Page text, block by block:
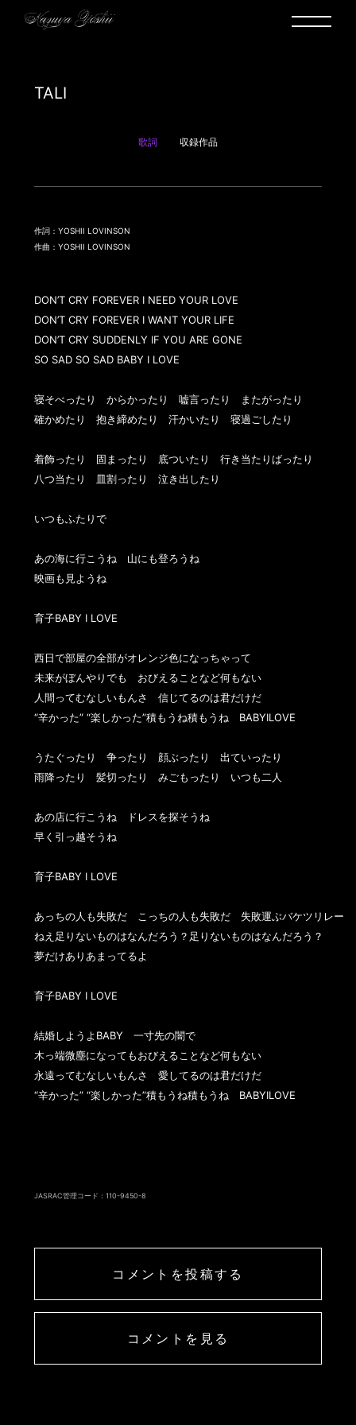
TALI
歌詞 収録作品
作詞：YOSHII LOVINSON
作曲：YOSHII LOVINSON
DON’T CRY FOREVER I NEED YOUR LOVE
DON’T CRY FOREVER I WANT YOUR LIFE
DON’T CRY SUDDENLY IF YOU ARE GONE
SO SAD SO SAD BABY I LOVE
寝そべったり　からかったり　嘘言ったり　またがったり
確かめたり　抱き締めたり　汗かいたり　寝過ごしたり
着飾ったり　固まったり　底ついたり　行き当たりばったり
八つ当たり　皿割ったり　泣き出したり
いつもふたりで
あの海に行こうね　山にも登ろうね
映画も見ようね
育子BABY I LOVE
西日で部屋の全部がオレンジ色になっちゃって
未来がぼんやりでも　おびえることなど何もない
人間ってむなしいもんさ　信じてるのは君だけだ
“辛かった” “楽しかった”積もうね積もうね　BABYILOVE
うたぐったり　争ったり　顔ぶったり　出ていったり
雨降ったり　髪切ったり　みごもったり　いつも二人
あの店に行こうね　ドレスを探そうね
早く引っ越そうね
育子BABY I LOVE
あっちの人も失敗だ　こっちの人も失敗だ　失敗運ぶバケツリレー
ねえ足りないものはなんだろう？足りないものはなんだろう？
夢だけありあまってるよ
育子BABY I LOVE
結婚しようよBABY　一寸先の闇で
木っ端微塵になってもおびえることなど何もない
永遠ってむなしいもんさ　愛してるのは君だけだ
“辛かった” “楽しかった”積もうね積もうね　BABYILOVE
JASRAC管理コード：110-9450-8
コメントを投稿する
コメントを見る